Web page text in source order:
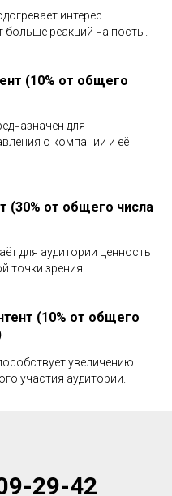
интерес
больше реакций на посты.
(10% от общего
для
о компании и её
(30% от общего числа
для аудитории ценность
точки зрения.
(10% от общего
увеличению
участия аудитории.
29-42